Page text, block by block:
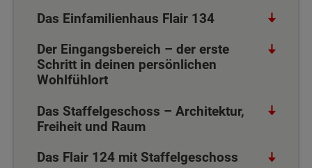
Das Einfamilienhaus Flair 134
Der Eingangsbereich – der erste
Schritt in deinen persönlichen
Wohlfühlort
Das Staffelgeschoss – Architektur,
Freiheit und Raum
Das Flair 124 mit Staffelgeschoss